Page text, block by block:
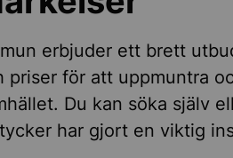
erbjuder ett brett
priser för att uppmuntra
Du kan söka själv
har gjort en viktig